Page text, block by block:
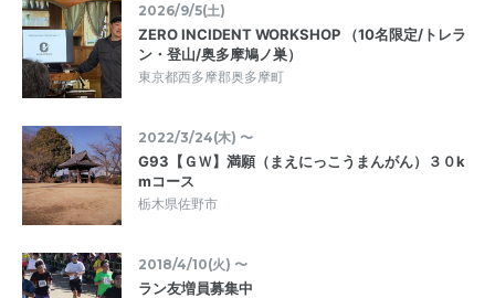
2026/9/5(土)
ZERO INCIDENT WORKSHOP （10名限定/トレラ
ン・登山/奥多摩鳩ノ巣）
東京都西多摩郡奥多摩町
2022/3/24(木) 〜
G93【ＧＷ】満願（まえにっこうまんがん）３０k
mコース
栃木県佐野市
2018/4/10(火) 〜
ラン友増員募集中